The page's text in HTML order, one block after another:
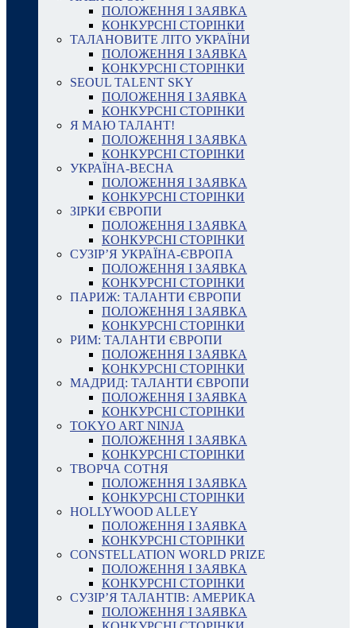
ПОЛОЖЕННЯ І ЗАЯВКА
КОНКУРСНІ СТОРІНКИ
ТАЛАНОВИТЕ ЛІТО УКРАЇНИ
ПОЛОЖЕННЯ І ЗАЯВКА
КОНКУРСНІ СТОРІНКИ
SEOUL TALENT SKY
ПОЛОЖЕННЯ І ЗАЯВКА
КОНКУРСНІ СТОРІНКИ
Я МАЮ ТАЛАНТ!
ПОЛОЖЕННЯ І ЗАЯВКА
КОНКУРСНІ СТОРІНКИ
УКРАЇНА-ВЕСНА
ПОЛОЖЕННЯ І ЗАЯВКА
КОНКУРСНІ СТОРІНКИ
ЗІРКИ ЄВРОПИ
ПОЛОЖЕННЯ І ЗАЯВКА
КОНКУРСНІ СТОРІНКИ
СУЗІР’Я УКРАЇНА-ЄВРОПА
ПОЛОЖЕННЯ І ЗАЯВКА
КОНКУРСНІ СТОРІНКИ
ПАРИЖ: ТАЛАНТИ ЄВРОПИ
ПОЛОЖЕННЯ І ЗАЯВКА
КОНКУРСНІ СТОРІНКИ
РИМ: ТАЛАНТИ ЄВРОПИ
ПОЛОЖЕННЯ І ЗАЯВКА
КОНКУРСНІ СТОРІНКИ
МАДРИД: ТАЛАНТИ ЄВРОПИ
ПОЛОЖЕННЯ І ЗАЯВКА
КОНКУРСНІ СТОРІНКИ
TOKYO ART NINJA
ПОЛОЖЕННЯ І ЗАЯВКА
КОНКУРСНІ СТОРІНКИ
ТВОРЧА СОТНЯ
ПОЛОЖЕННЯ І ЗАЯВКА
КОНКУРСНІ СТОРІНКИ
HOLLYWOOD ALLEY
ПОЛОЖЕННЯ І ЗАЯВКА
КОНКУРСНІ СТОРІНКИ
CONSTELLATION WORLD PRIZE
ПОЛОЖЕННЯ І ЗАЯВКА
КОНКУРСНІ СТОРІНКИ
СУЗІР’Я ТАЛАНТІВ: АМЕРИКА
ПОЛОЖЕННЯ І ЗАЯВКА